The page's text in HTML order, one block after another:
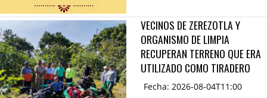
VECINOS DE ZEREZOTLA Y
ORGANISMO DE LIMPIA
RECUPERAN TERRENO QUE ERA
UTILIZADO COMO TIRADERO
Fecha: 2026-08-04T11:00